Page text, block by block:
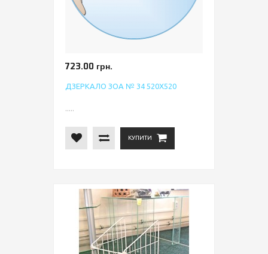
723.00 грн.
ДЗЕРКАЛО ЗОА № 34 520Х520
.....
КУПИТИ